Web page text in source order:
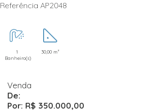
Referência AP2048
1
Banheiro(s)
30,00 m²
Venda
De:
Por: R$ 350.000,00